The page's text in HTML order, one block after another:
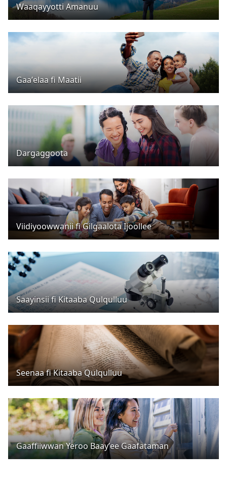
Waaqayyotti Amanuu
Gaaʼelaa fi Maatii
Dargaggoota
Viidiyoowwanii fi Gilgaalota Ijoollee
Saayinsii fi Kitaaba Qulqulluu
Seenaa fi Kitaaba Qulqulluu
Gaaffiiwwan Yeroo Baayʼee Gaafataman